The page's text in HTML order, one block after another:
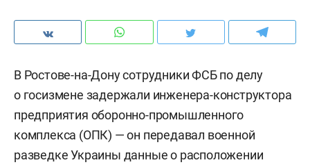
В Ростове-на-Дону сотрудники ФСБ по делу
о госизмене задержали инженера-конструктора
предприятия оборонно-промышленного
комплекса (ОПК) — он передавал военной
разведке Украины данные о расположении